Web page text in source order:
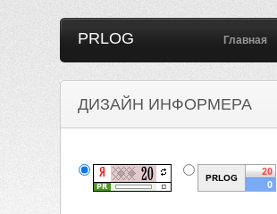
PRLOG Главная
ДИЗАЙН ИНФОРМЕРА